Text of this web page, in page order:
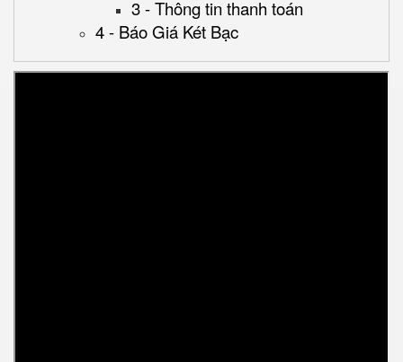
3 - Thông tin thanh toán
4 - Báo Giá Két Bạc